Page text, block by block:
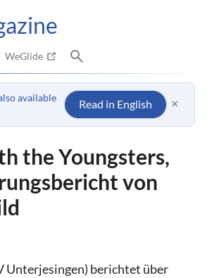
WeGlide
available
Read in English ×
the Youngsters,
von
Unterjesingen) berichtet über